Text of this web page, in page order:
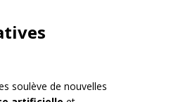
soulève de nouvelles